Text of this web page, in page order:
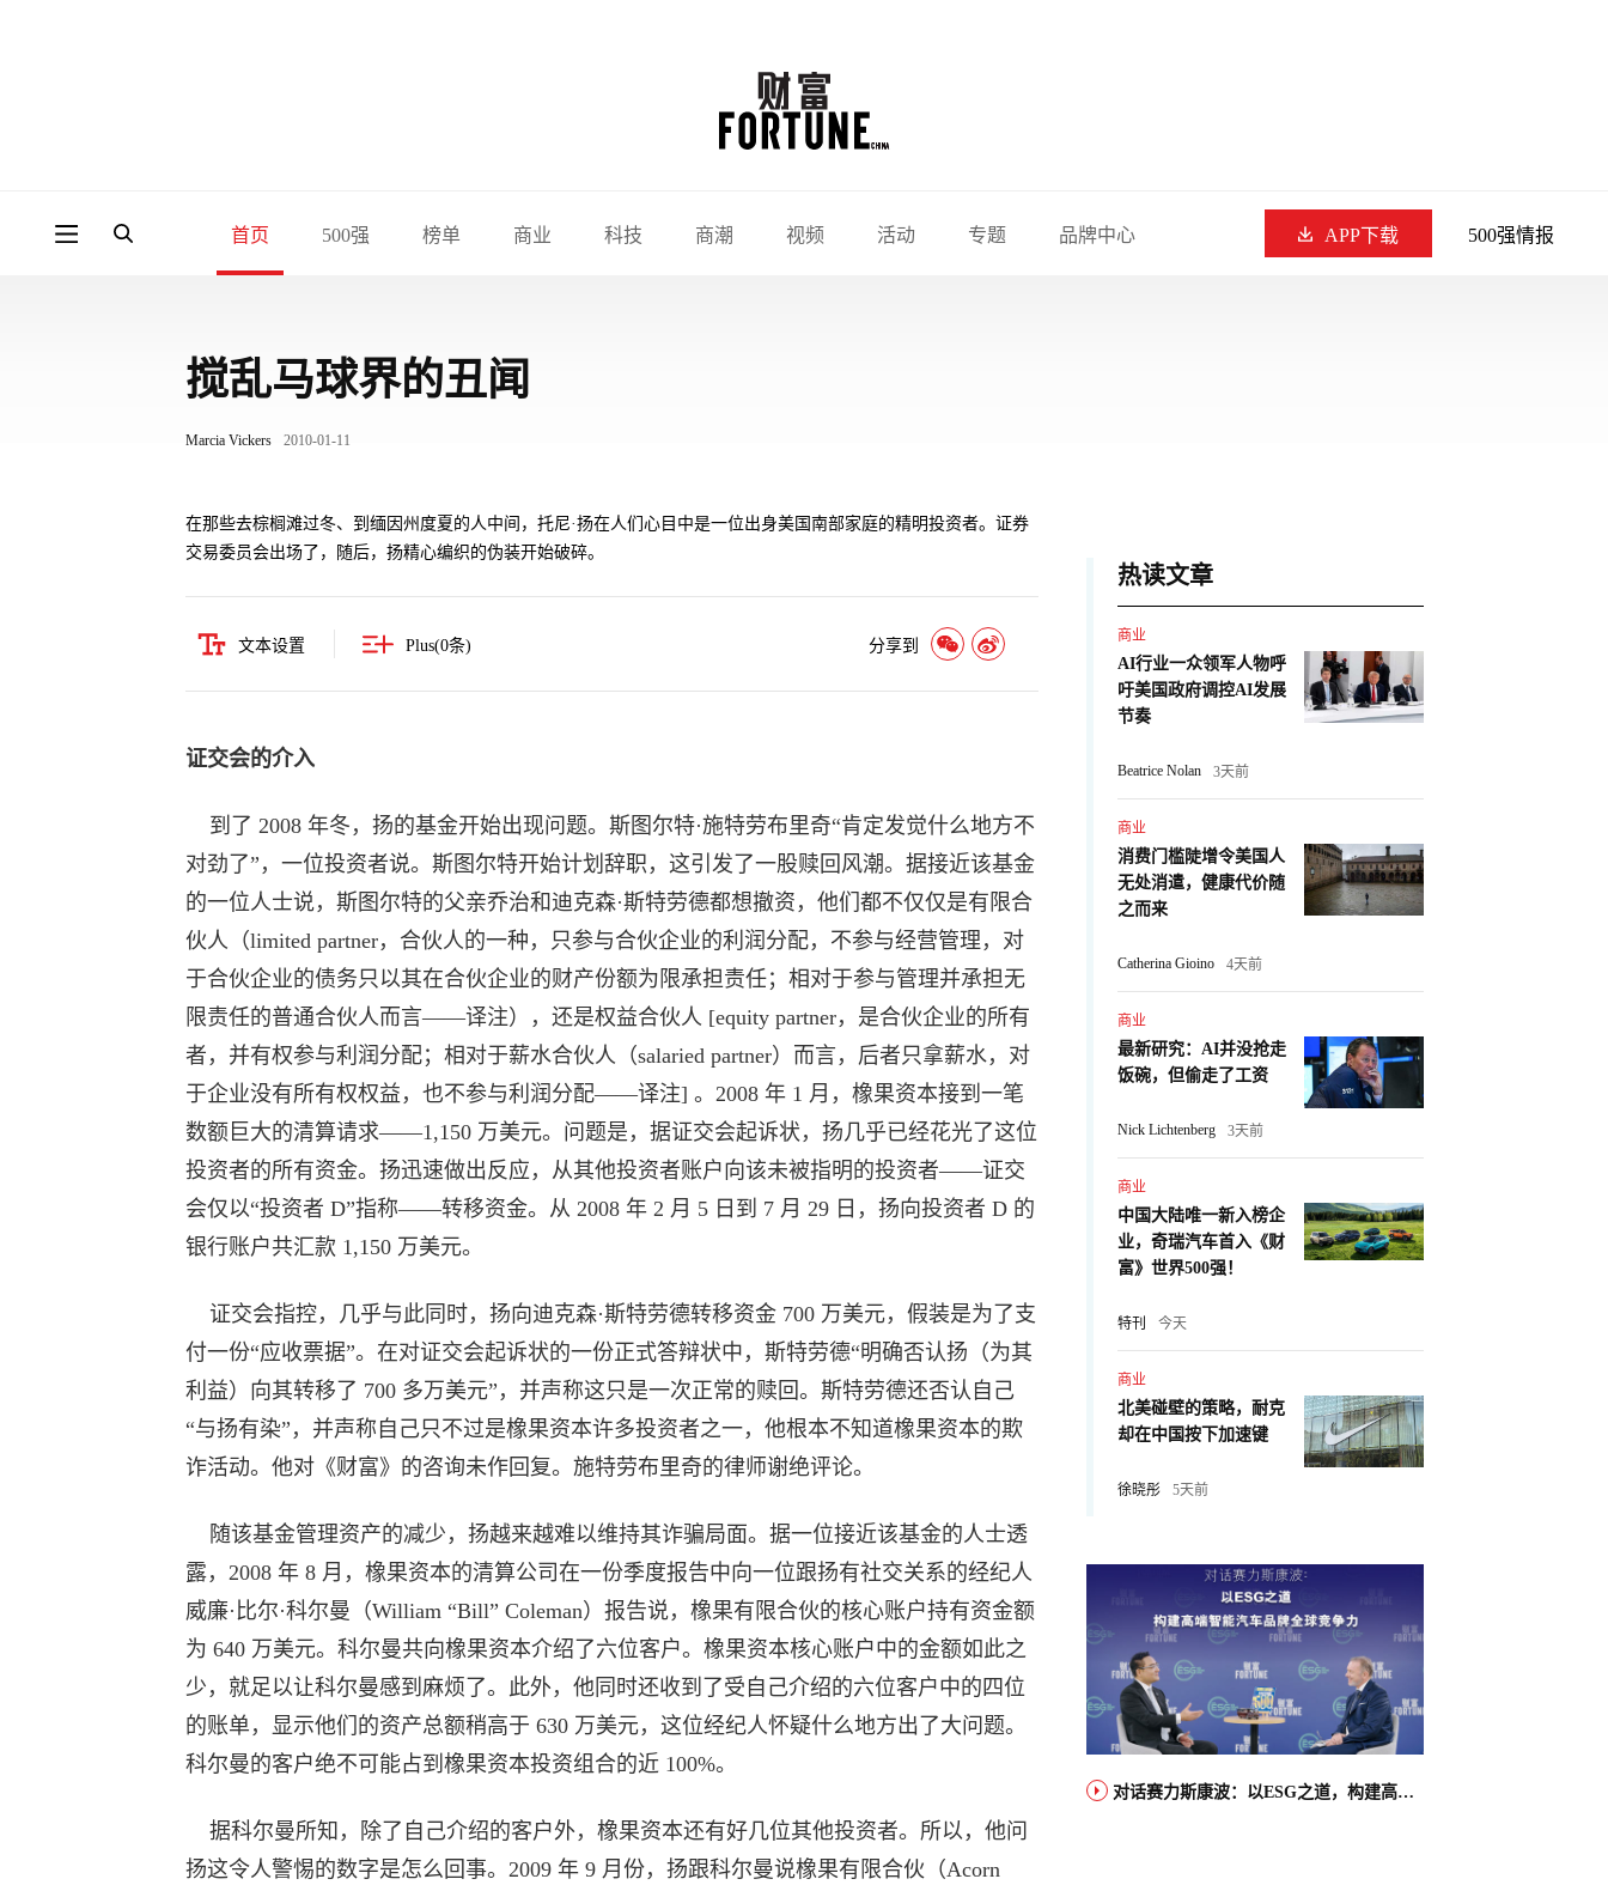
首页 500强 榜单 商业 科技 商潮 视频 活动 专题 品牌中心 APP下载 500强情报
搅乱马球界的丑闻
Marcia Vickers 2010-01-11
在那些去棕榈滩过冬、到缅因州度夏的人中间，托尼·扬在人们心目中是一位出身美国南部家庭的精明投资者。证券
交易委员会出场了，随后，扬精心编织的伪装开始破碎。
文本设置 Plus(0条) 分享到
证交会的介入
到了 2008 年冬，扬的基金开始出现问题。斯图尔特·施特劳布里奇“肯定发觉什么地方不
对劲了”，一位投资者说。斯图尔特开始计划辞职，这引发了一股赎回风潮。据接近该基金
的一位人士说，斯图尔特的父亲乔治和迪克森·斯特劳德都想撤资，他们都不仅仅是有限合
伙人（limited partner，合伙人的一种，只参与合伙企业的利润分配，不参与经营管理，对
于合伙企业的债务只以其在合伙企业的财产份额为限承担责任；相对于参与管理并承担无
限责任的普通合伙人而言——译注），还是权益合伙人 [equity partner，是合伙企业的所有
者，并有权参与利润分配；相对于薪水合伙人（salaried partner）而言，后者只拿薪水，对
于企业没有所有权权益，也不参与利润分配——译注] 。2008 年 1 月，橡果资本接到一笔
数额巨大的清算请求——1,150 万美元。问题是，据证交会起诉状，扬几乎已经花光了这位
投资者的所有资金。扬迅速做出反应，从其他投资者账户向该未被指明的投资者——证交
会仅以“投资者 D”指称——转移资金。从 2008 年 2 月 5 日到 7 月 29 日，扬向投资者 D 的
银行账户共汇款 1,150 万美元。
证交会指控，几乎与此同时，扬向迪克森·斯特劳德转移资金 700 万美元，假装是为了支
付一份“应收票据”。在对证交会起诉状的一份正式答辩状中，斯特劳德“明确否认扬（为其
利益）向其转移了 700 多万美元”，并声称这只是一次正常的赎回。斯特劳德还否认自己
“与扬有染”，并声称自己只不过是橡果资本许多投资者之一，他根本不知道橡果资本的欺
诈活动。他对《财富》的咨询未作回复。施特劳布里奇的律师谢绝评论。
随该基金管理资产的减少，扬越来越难以维持其诈骗局面。据一位接近该基金的人士透
露，2008 年 8 月，橡果资本的清算公司在一份季度报告中向一位跟扬有社交关系的经纪人
威廉·比尔·科尔曼（William “Bill” Coleman）报告说，橡果有限合伙的核心账户持有资金额
为 640 万美元。科尔曼共向橡果资本介绍了六位客户。橡果资本核心账户中的金额如此之
少，就足以让科尔曼感到麻烦了。此外，他同时还收到了受自己介绍的六位客户中的四位
的账单，显示他们的资产总额稍高于 630 万美元，这位经纪人怀疑什么地方出了大问题。
科尔曼的客户绝不可能占到橡果资本投资组合的近 100%。
据科尔曼所知，除了自己介绍的客户外，橡果资本还有好几位其他投资者。所以，他问
扬这令人警惕的数字是怎么回事。2009 年 9 月份，扬跟科尔曼说橡果有限合伙（Acorn
热读文章
商业
AI行业一众领军人物呼
吁美国政府调控AI发展
节奏
Beatrice Nolan 3天前
商业
消费门槛陡增令美国人
无处消遣，健康代价随
之而来
Catherina Gioino 4天前
商业
最新研究：AI并没抢走
饭碗，但偷走了工资
Nick Lichtenberg 3天前
商业
中国大陆唯一新入榜企
业，奇瑞汽车首入《财
富》世界500强！
特刊 今天
商业
北美碰壁的策略，耐克
却在中国按下加速键
徐晓彤 5天前
对话赛力斯康波：以ESG之道，构建高端智能汽车品牌全球竞争力